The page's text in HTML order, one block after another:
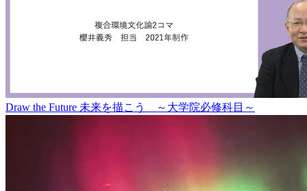
Draw the Future 未来を描こう ～大学院必修科目～